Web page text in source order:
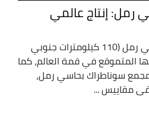
إنتاج عالمي
تمتاز منصة الغاز في حاسي رمل (110 كيلومترات جنوبي
المتموقع في قمة العالم، كما
سوناطراك بحاسي رمل،
مقاييس ...